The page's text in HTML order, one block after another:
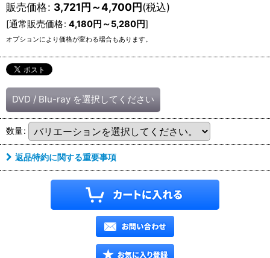
販売価格: 3,721円～4,700円(税込)
[通常販売価格: 4,180円 ～5,280円]
オプションにより価格が変わる場合もあります。
DVD / Blu-ray を選択してください
数量:
返品特約に関する重要事項